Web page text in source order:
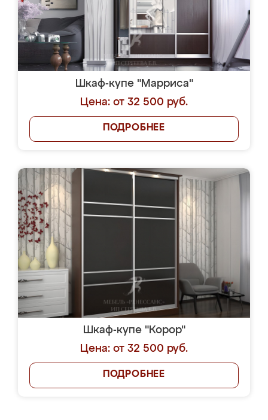
Шкаф-купе "Марриса"
Цена: от 32 500 руб.
ПОДРОБНЕЕ
Шкаф-купе "Корор"
Цена: от 32 500 руб.
ПОДРОБНЕЕ